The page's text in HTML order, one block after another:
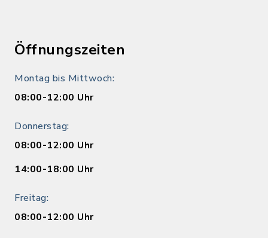
Öffnungszeiten
Montag bis Mittwoch:
08:00-12:00 Uhr
Donnerstag:
08:00-12:00 Uhr
14:00-18:00 Uhr
Freitag:
08:00-12:00 Uhr